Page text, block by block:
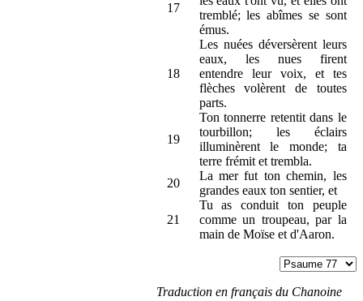
17
tremblé; les abîmes se sont
émus.
18
Les nuées déversèrent leurs
eaux, les nues firent
entendre leur voix, et tes
flèches volèrent de toutes
parts.
19
Ton tonnerre retentit dans le
tourbillon; les éclairs
illuminèrent le monde; ta
terre frémit et trembla.
20
La mer fut ton chemin, les
grandes eaux ton sentier, et
21
Tu as conduit ton peuple
comme un troupeau, par la
main de Moïse et d'Aaron.
Traduction en français du Chanoine